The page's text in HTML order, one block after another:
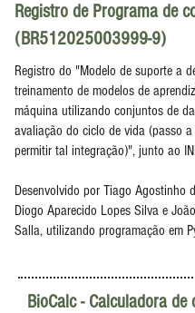
Registro de Programa de
(BR512025003999-9)
Registro do "Modelo de suporte a
treinamento de modelos de
máquina utilizando conjuntos de
avaliação do ciclo de vida (passo
permitir tal integração)", junto ao
Desenvolvido por Tiago Agostinho
Diogo Aparecido Lopes Silva e
Salla, utilizando programação em
BioCalc - Calculadora de